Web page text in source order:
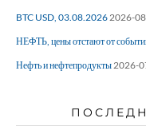
BTC USD, 03.08.2026 2026-
НЕФТЬ, цены отстают от
Нефть и нефтепродукты 2026-